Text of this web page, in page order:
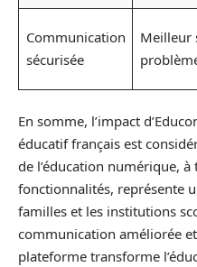
Communication
sécurisée
Meilleur
En somme, l’impact
éducatif français est
de l’éducation numérique,
fonctionnalités, représente
familles et les institutions
communication améliorée
plateforme transforme